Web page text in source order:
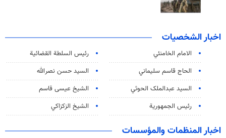
اخبار الشخصيات
الامام الخامنئي
رئیس السلطة القضائیة
الحاج قاسم سليماني
السيد حسن نصرالله
السید عبدالملک الحوثي
الشيخ عيسى قاسم
رئيس الجمهورية
الشيخ الزكزاكي
اخبار المنظمات والمؤسسات